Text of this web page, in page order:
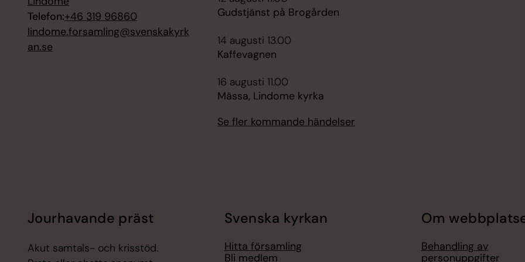
Telefon:+46 319 96860
lindome.forsamling@svenskakyrk
an.se
Gudstjänst på Brogården
14 augusti 13.00
Kaffevagnen
16 augusti 11.00
Mässa, Lindome kyrka
Se fler kommande händelser
Jourhavande präst
Akut samtals- och krisstöd.
Svenska kyrkan
Hitta församling
Bli medlem
Om
Behandling av
personuppgifter